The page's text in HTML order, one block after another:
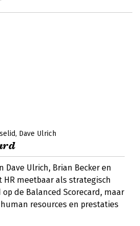
Dave Ulrich
Dave Ulrich, Brian Becker en
HR meetbaar als strategisch
de Balanced Scorecard, maar
resources en prestaties